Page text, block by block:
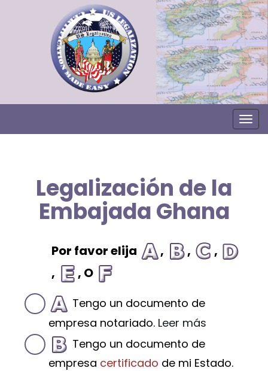
Legalización de la
Embajada Ghana
Por favor elija , ,
,
,
, O
Tengo un documento de
empresa notariado. Leer más
Tengo un documento de
empresa certificado de mi Estado.